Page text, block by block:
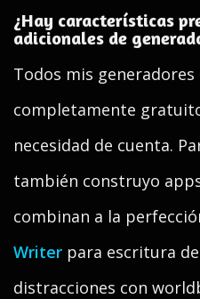
¿Hay características
adicionales de
Todos mis
completamente
necesidad de cuenta.
también construyo
combinan a la
Writer para escritura
distracciones con